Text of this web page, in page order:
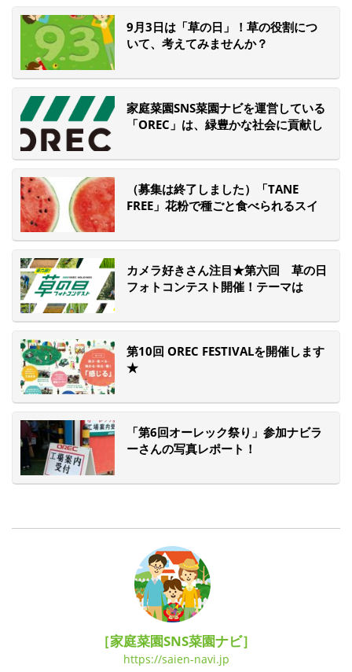
9月3日は「草の日」！草の役割につ
いて、考えてみませんか？
家庭菜園SNS菜園ナビを運営している
「OREC」は、緑豊かな社会に貢献し
（募集は終了しました）「TANE
FREE」花粉で種ごと食べられるスイ
☆
カメラ好きさん注目★第六回 草の日
フォトコンテスト開催！テーマは
第10回 OREC FESTIVALを開催します
★
「第6回オーレック祭り」参加ナビラ
ーさんの写真レポート！
［家庭菜園SNS菜園ナビ］
https://saien-navi.jp